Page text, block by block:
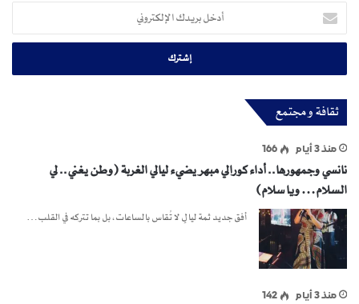
بريدك
الإلكتروني
ثقافة و مجتمع
منذ 3 أيام 166
نانسي وجمهورها.. أداء كورالي مبهر يضيء ليالي الغربة (وطن يغني.. لي
السلام… ويا سلام)
أفق جديد ثمة ليالٍ لا تُقاس بالساعات، بل بما تتركه في القلب…
منذ 3 أيام 142